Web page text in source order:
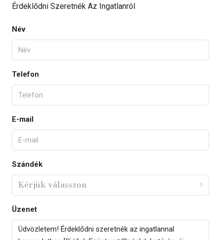
Érdeklődni Szeretnék Az Ingatlanról
Név
Telefon
E-mail
Szándék
Kérjük válasszon
Üzenet